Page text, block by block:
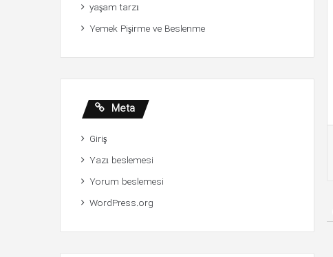
yaşam tarzı
Yemek Pişirme ve Beslenme
Meta
Giriş
Yazı beslemesi
Yorum beslemesi
WordPress.org